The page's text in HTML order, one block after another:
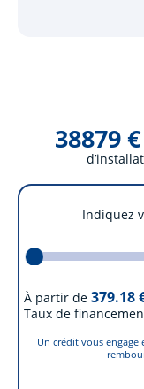
38879
Indiquez
À partir de 379.18
Taux de
Un crédit vous engage